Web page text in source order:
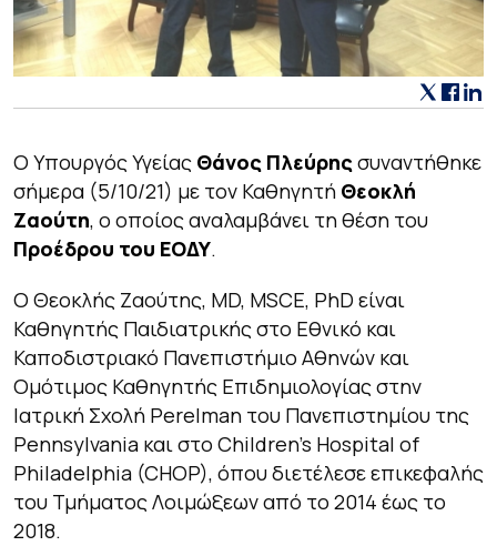
O Υπουργός Υγείας Θάνος Πλεύρης συναντήθηκε
σήμερα (5/10/21) με τον Καθηγητή Θεοκλή
Ζαούτη, ο οποίος αναλαμβάνει τη θέση του
Προέδρου του ΕΟΔΥ.
Ο Θεοκλής Ζαούτης, MD, MSCE, PhD είναι
Καθηγητής Παιδιατρικής στο Εθνικό και
Καποδιστριακό Πανεπιστήμιο Αθηνών και
Οµότιµος Καθηγητής Επιδηµιολογίας στην
Ιατρική Σχολή Perelman του Πανεπιστηµίου της
Pennsylvania και στο Children’s Hospital of
Philadelphia (CHOP), όπου διετέλεσε επικεφαλής
του Τμήματος Λοιμώξεων από το 2014 έως το
2018.